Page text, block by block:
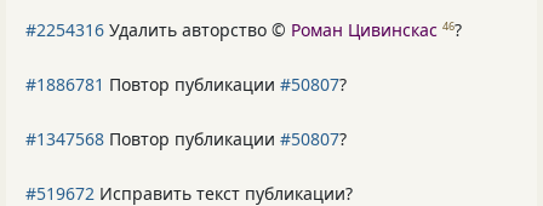
#2254316 Удалить авторство © Роман Цивинскас 46?
#1886781 Повтор публикации #50807?
#1347568 Повтор публикации #50807?
#519672 Исправить текст публикации?